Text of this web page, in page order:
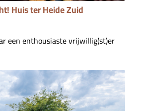
Huis ter Heide Zuid
een enthousiaste vrijwillig(st)er